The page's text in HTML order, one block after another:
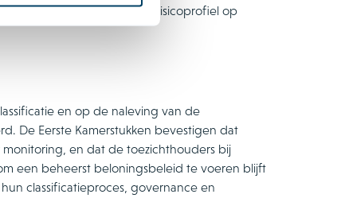
op een wijze die hun risicoprofiel op
en op de naleving van de
De Eerste Kamerstukken bevestigen dat
en dat de toezichthouders bij
een beheerst beloningsbeleid te voeren blijft
classificatieproces, governance en